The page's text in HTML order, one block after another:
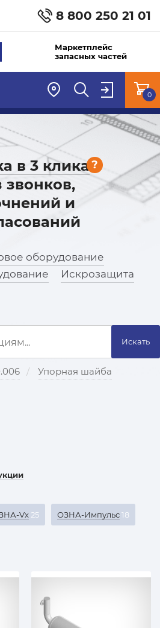
8 800 250 21 01
Маркетплейс
запасных частей
0
в 3 клика?
звонков,
и
оборудование
Искрозащита
Искать
Упорная шайба
Vx 25 ОЗНА-Импульс18